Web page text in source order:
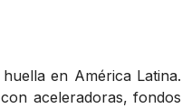
en América Latina.
aceleradoras, fondos